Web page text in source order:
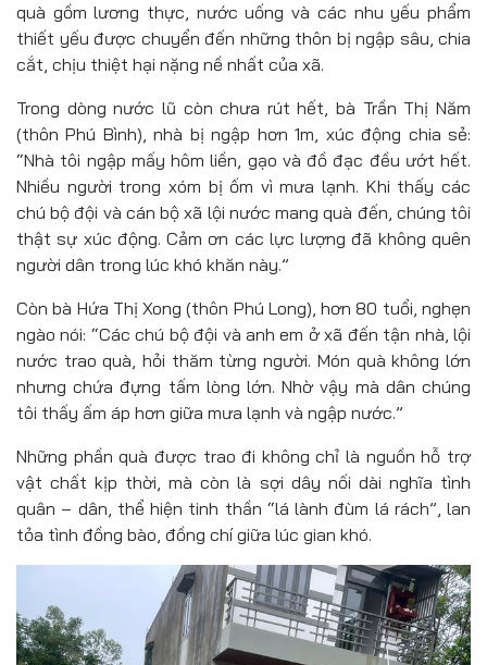
quà gồm lương thực, nước uống và các nhu yếu phẩm
thiết yếu được chuyển đến những thôn bị ngập sâu, chia
cắt, chịu thiệt hại nặng nề nhất của xã.
Trong dòng nước lũ còn chưa rút hết, bà Trần Thị Năm
(thôn Phú Bình), nhà bị ngập hơn 1m, xúc động chia sẻ:
“Nhà tôi ngập mấy hôm liền, gạo và đồ đạc đều ướt hết.
Nhiều người trong xóm bị ốm vì mưa lạnh. Khi thấy các
chú bộ đội và cán bộ xã lội nước mang quà đến, chúng tôi
thật sự xúc động. Cảm ơn các lực lượng đã không quên
người dân trong lúc khó khăn này.”
Còn bà Hứa Thị Xong (thôn Phú Long), hơn 80 tuổi, nghẹn
ngào nói: “Các chú bộ đội và anh em ở xã đến tận nhà, lội
nước trao quà, hỏi thăm từng người. Món quà không lớn
nhưng chứa đựng tấm lòng lớn. Nhờ vậy mà dân chúng
tôi thấy ấm áp hơn giữa mưa lạnh và ngập nước.”
Những phần quà được trao đi không chỉ là nguồn hỗ trợ
vật chất kịp thời, mà còn là sợi dây nối dài nghĩa tình
quân – dân, thể hiện tinh thần “lá lành đùm lá rách”, lan
tỏa tình đồng bào, đồng chí giữa lúc gian khó.